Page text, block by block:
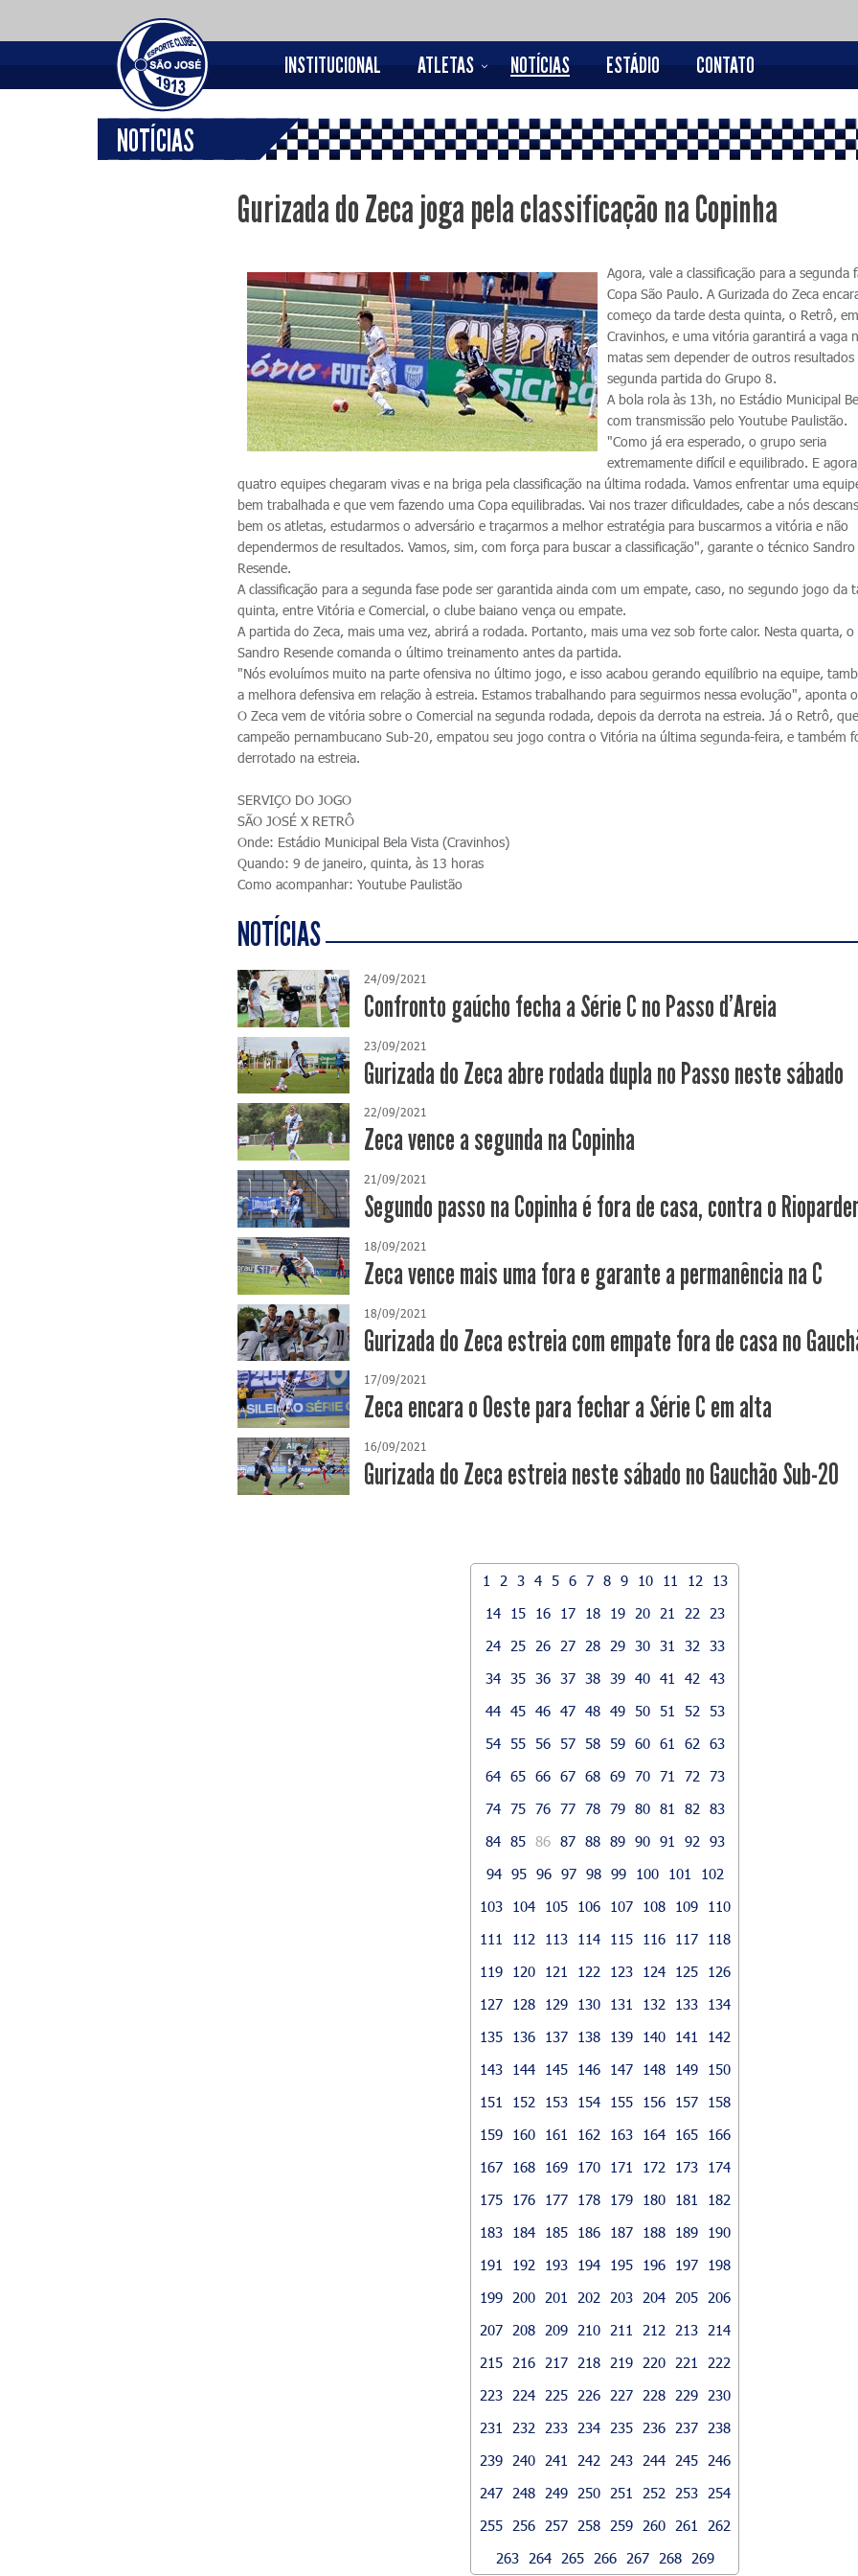
INSTITUCIONAL ATLETAS NOTÍCIAS ESTÁDIO CONTATO
NOTÍCIAS
Gurizada do Zeca joga pela classificação na Copinha
Agora, vale a classificação para a segunda
Copa São Paulo. A Gurizada do Zeca
começo da tarde desta quinta, o Retrô,
Cravinhos, e uma vitória garantirá a vaga
matas sem depender de outros resultados
segunda partida do Grupo 8.
A bola rola às 13h, no Estádio Municipal
com transmissão pelo Youtube Paulistão.
"Como já era esperado, o grupo seria
extremamente difícil e equilibrado. E
quatro equipes chegaram vivas e na briga pela classificação na última rodada. Vamos enfrentar uma
bem trabalhada e que vem fazendo uma Copa equilibradas. Vai nos trazer dificuldades, cabe a nós
bem os atletas, estudarmos o adversário e traçarmos a melhor estratégia para buscarmos a vitória e não
dependermos de resultados. Vamos, sim, com força para buscar a classificação", garante o técnico Sandro
Resende.
A classificação para a segunda fase pode ser garantida ainda com um empate, caso, no segundo jogo da
quinta, entre Vitória e Comercial, o clube baiano vença ou empate.
A partida do Zeca, mais uma vez, abrirá a rodada. Portanto, mais uma vez sob forte calor. Nesta quarta, o
Sandro Resende comanda o último treinamento antes da partida.
"Nós evoluímos muito na parte ofensiva no último jogo, e isso acabou gerando equilíbrio na equipe,
a melhora defensiva em relação à estreia. Estamos trabalhando para seguirmos nessa evolução", aponta
O Zeca vem de vitória sobre o Comercial na segunda rodada, depois da derrota na estreia. Já o Retrô,
campeão pernambucano Sub-20, empatou seu jogo contra o Vitória na última segunda-feira, e também
derrotado na estreia.
SERVIÇO DO JOGO
SÃO JOSÉ X RETRÔ
Onde: Estádio Municipal Bela Vista (Cravinhos)
Quando: 9 de janeiro, quinta, às 13 horas
Como acompanhar: Youtube Paulistão
NOTÍCIAS
24/09/2021
Confronto gaúcho fecha a Série C no Passo d'Areia
23/09/2021
Gurizada do Zeca abre rodada dupla no Passo neste sábado
22/09/2021
Zeca vence a segunda na Copinha
21/09/2021
Segundo passo na Copinha é fora de casa, contra o
18/09/2021
Zeca vence mais uma fora e garante a permanência na C
18/09/2021
Gurizada do Zeca estreia com empate fora de casa no
17/09/2021
Zeca encara o Oeste para fechar a Série C em alta
16/09/2021
Gurizada do Zeca estreia neste sábado no Gauchão Sub-20
1 2 3 4 5 6 7 8 9 10 11 12
13
14
15 16 17 18 19 20 21 22
23
24
25 26 27 28 29 30 31 32
33
34 35 36 37 38 39 40 41 42
43
44 45 46 47 48 49 50 51 52
53
54 55 56 57 58 59 60 61 62
63
64 65 66 67 68 69 70 71 72
73
74 75 76 77 78 79 80 81 82
83
84 85 86 87 88 89 90 91 92
93
94 95 96 97 98 99 100 101
102
103
104 105 106 107 108 109
110
111
112 113 114 115 116 117
118
119
120 121 122 123 124 125
126
127
128 129 130 131 132 133
134
135
136 137 138 139 140 141
142
143
144 145 146 147 148 149
150
151
152 153 154 155 156 157
158
159
160 161 162 163 164 165
166
167
168 169 170 171 172 173
174
175
176 177 178 179 180 181
182
183
184 185 186 187 188 189
190
191
192 193 194 195 196 197
198
199
200 201 202 203 204 205
206
207
208 209 210 211 212 213
214
215
216 217 218 219 220 221
222
223
224 225 226 227 228 229
230
231
232 233 234 235 236 237
238
239
240 241 242 243 244 245
246
247
248 249 250 251 252 253
254
255
256 257 258 259 260 261
262
263
264 265 266 267 268 269